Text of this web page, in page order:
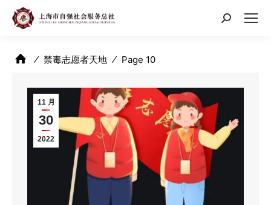
搜
⁄ 禁毒志愿者天地 ⁄ Page 10
11 月
30
2022